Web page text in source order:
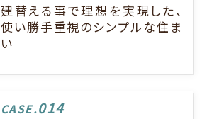
建替える事で理想を実現した、
使い勝手重視のシンプルな住ま
い
CASE.014